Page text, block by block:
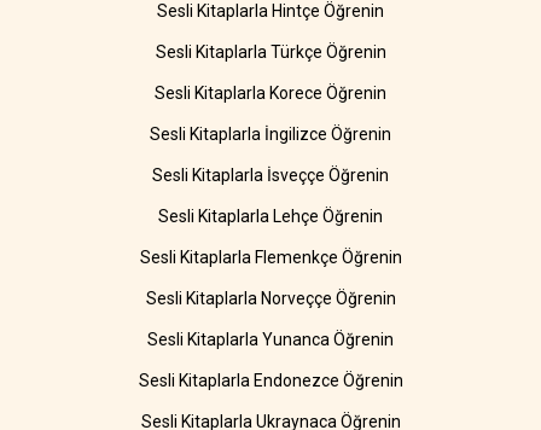
Sesli Kitaplarla Hintçe Öğrenin
Sesli Kitaplarla Türkçe Öğrenin
Sesli Kitaplarla Korece Öğrenin
Sesli Kitaplarla İngilizce Öğrenin
Sesli Kitaplarla İsveççe Öğrenin
Sesli Kitaplarla Lehçe Öğrenin
Sesli Kitaplarla Flemenkçe Öğrenin
Sesli Kitaplarla Norveççe Öğrenin
Sesli Kitaplarla Yunanca Öğrenin
Sesli Kitaplarla Endonezce Öğrenin
Sesli Kitaplarla Ukraynaca Öğrenin